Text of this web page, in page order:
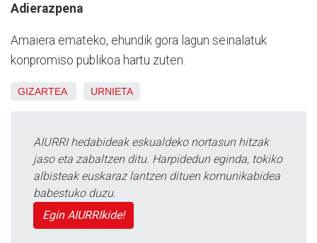
Adierazpena
Amaiera emateko, ehundik gora lagun seinalatuk
konpromiso publikoa hartu zuten.
GIZARTEA URNIETA
AIURRI hedabideak eskualdeko nortasun hitzak
jaso eta zabaltzen ditu. Harpidedun eginda, tokiko
albisteak euskaraz lantzen dituen komunikabidea
babestuko duzu.
Egin AIURRIkide!